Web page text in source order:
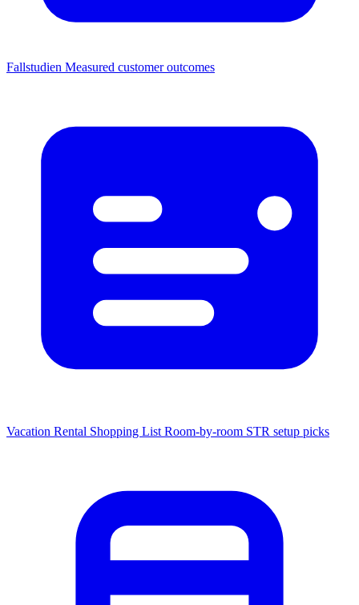
Fallstudien Measured customer outcomes
Vacation Rental Shopping List Room-by-room STR setup picks